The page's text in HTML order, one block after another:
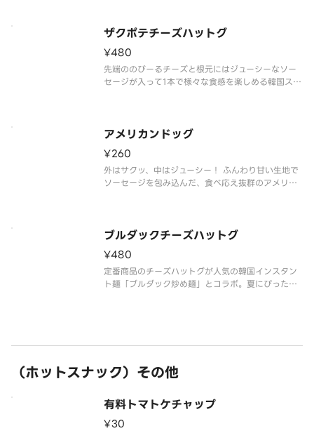
ザクポテチーズハットグ
¥480
先端ののびーるチーズと根元にはジューシーなソー
セージが入って1本で様々な食感を楽しめる韓国スナ
アメリカンドッグ
¥260
外はサクッ、中はジューシー！ ふんわり甘い生地で
ソーセージを包み込んだ、食べ応え抜群のアメリカ
ブルダックチーズハットグ
¥480
定番商品のチーズハットグが人気の韓国インスタン
ト麺「ブルダック炒め麺」とコラボ。夏にぴったり
（ホットスナック）その他
有料トマトケチャップ
¥30